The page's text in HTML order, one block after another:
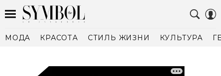
МОДА КРАСОТА СТИЛЬ ЖИЗНИ КУЛЬТУРА